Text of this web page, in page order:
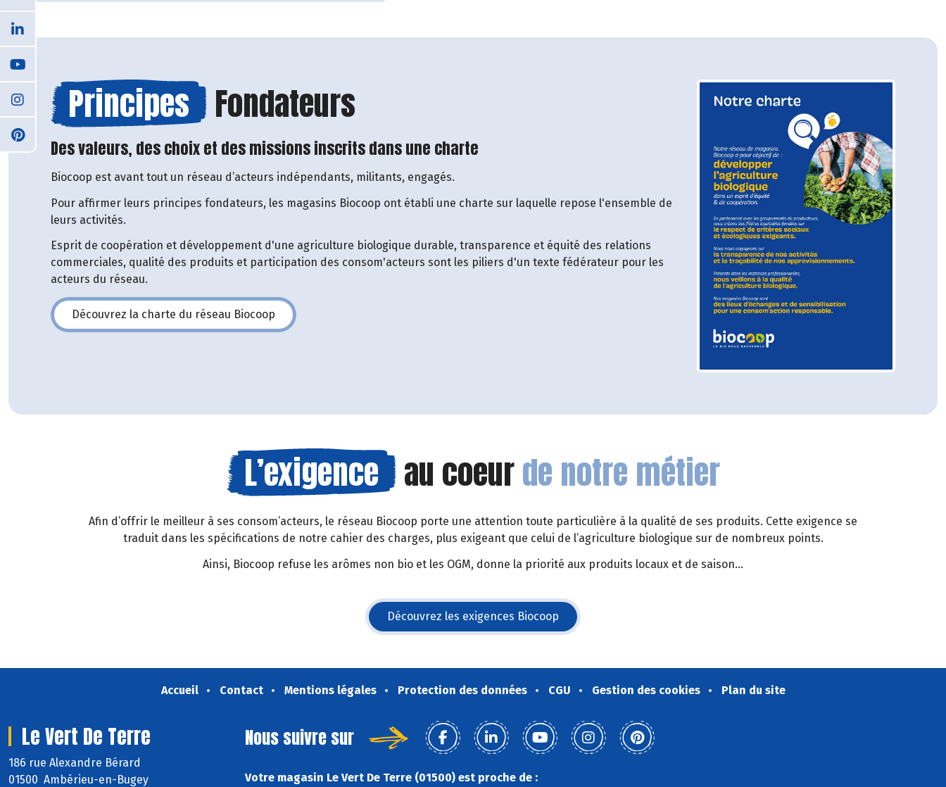
Principes Fondateurs
Des valeurs, des choix et des missions inscrits dans une charte
Biocoop est avant tout un réseau d’acteurs indépendants, militants, engagés.
Pour affirmer leurs principes fondateurs, les magasins Biocoop ont établi une charte sur laquelle repose l'ensemble de
leurs activités.
Esprit de coopération et développement d'une agriculture biologique durable, transparence et équité des relations
commerciales, qualité des produits et participation des consom'acteurs sont les piliers d'un texte fédérateur pour les
acteurs du réseau.
Découvrez la charte du réseau Biocoop
(s'ouvre dans une nouvelle fenêtre)
L’exigence au coeurde notre métier
Afin d’offrir le meilleur à ses consom’acteurs, le réseau Biocoop porte une attention toute particulière à la qualité de ses produits. Cette exigence se
traduit dans les spécifications de notre cahier des charges, plus exigeant que celui de l’agriculture biologique sur de nombreux points.
Ainsi, Biocoop refuse les arômes non bio et les OGM, donne la priorité aux produits locaux et de saison...
Découvrez les exigences Biocoop
(s'ouvre dans une nouvelle fenêtre)
Accueil Contact Mentions légales Protection des données CGU Gestion des cookies Plan du site
Le Vert De Terre
186 rue Alexandre Bérard
01500 Ambérieu-en-Bugey
Nous suivre sur
Votre magasin Le Vert De Terre (01500) est proche de :